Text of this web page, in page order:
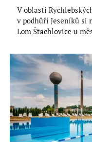
V oblasti
v podhůří Jeseníků si
Lom Štachlovice u